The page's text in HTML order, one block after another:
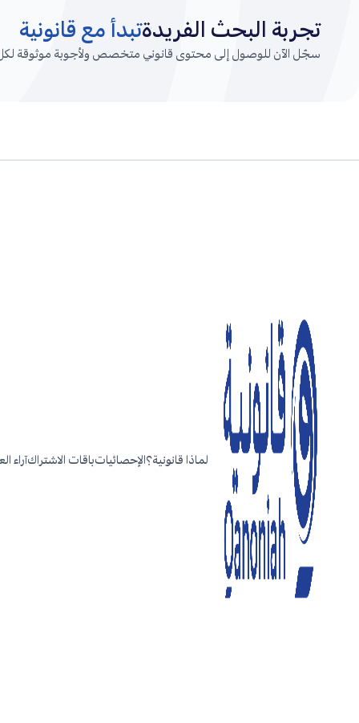
تجربة البحث الفريدةتبدأ مع قانونية
سجّل الآن للوصول إلى محتوى قانوني متخصص ولأجوبة موثوقة لكل
لماذا قانونية؟الإحصائياتباقات الاشتراكآراء